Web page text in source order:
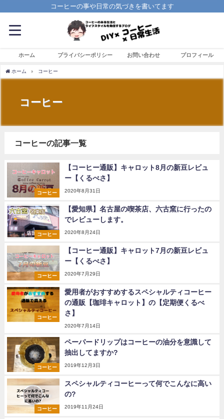
コーヒーの事や日常の気づきを書いてます
ホーム プライバシーポリシー お問い合わせ プロフィール
ホーム コーヒー
コーヒー
コーヒーの記事一覧
コーヒー
【コーヒー通販】キャロット8月の新豆レビュ
ー【くるべさ】
2020年8月31日
コーヒー
【愛知県】名古屋の喫茶店、六古窯に行ったの
でレビューします。
2020年8月24日
コーヒー
【コーヒー通販】キャロット7月の新豆レビュ
ー【くるべさ】
2020年7月29日
コーヒー
愛用者がおすすめするスペシャルティコーヒー
の通販【珈琲キャロット】の【定期便くるべ
さ】
2020年7月14日
コーヒー
ペーパードリップはコーヒーの油分を意識して
抽出してますか?
2019年12月3日
コーヒー
スペシャルティコーヒーって何でこんなに高い
の?
2019年11月24日